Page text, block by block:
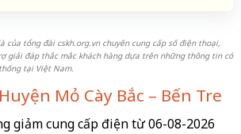
của tổng đài cskh.org.vn chuyên cung cấp số điện thoại,
giải đáp thắc mắc khách hàng dựa trên những thông tin có
tại Việt Nam.
Mỏ Cày Bắc – Bến Tre
giảm cung cấp điện từ 06-08-2026